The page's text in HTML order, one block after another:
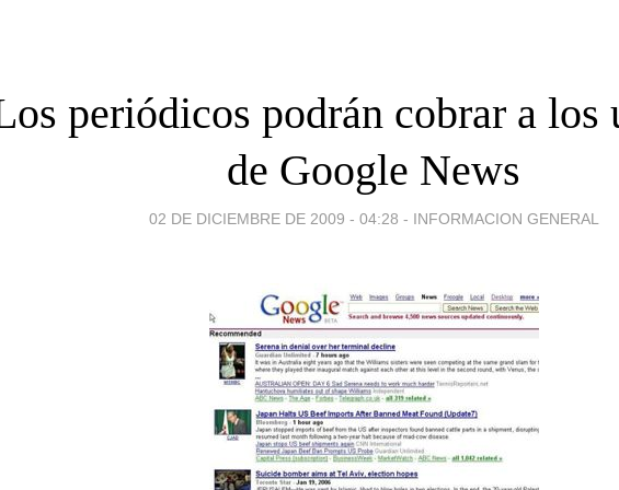
periódicos podrán cobrar a los
de Google News
02 DE DICIEMBRE DE 2009 - 04:28 - INFORMACION GENERAL